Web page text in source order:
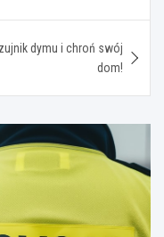
dymu i chroń swój
dom!